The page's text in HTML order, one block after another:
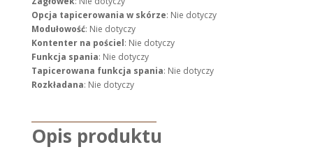
Opcja tapicerowania w skórze: Nie dotyczy
Modułowość: Nie dotyczy
Kontenter na pościel: Nie dotyczy
Funkcja spania: Nie dotyczy
Tapicerowana funkcja spania: Nie dotyczy
Rozkładana: Nie dotyczy
Opis produktu